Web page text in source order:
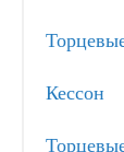
Кессон